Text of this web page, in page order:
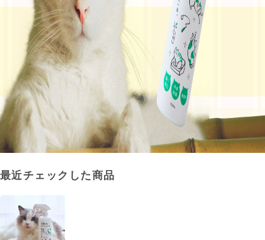
最近チェックした商品